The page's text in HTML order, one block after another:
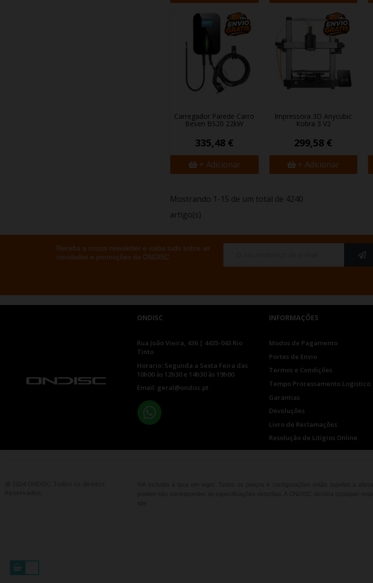
Carregador Parede Carro
Besen BS20 22kW
335,48 €
+ Adicionar
Impressora 3D Anycubic
Kobra 3 V2
299,58 €
+ Adicionar
Mostrando 1-15 de um total de 4240
artigo(s)
Receba a nossa newsletter e saiba tudo sobre as
novidades e promoções da ONDISC
ONDISC
Rua João Vieira, 436 | 4435-043 Rio
Tinto
Horario: Segunda a Sexta Feira das
10h00 às 12h30 e 14h30 às 19h00
Email: geral@ondisc.pt
INFORMAÇÕES
Modos de Pagamento
Portes de Envio
Termos e Condições
Tempo Processamento Logistico
Garantias
Devoluções
Livro de Reclamações
Resolução de Litígios Online